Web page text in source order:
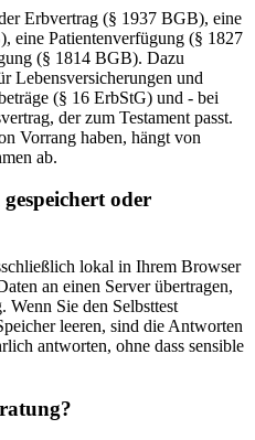
Erbvertrag (§ 1937 BGB), eine
eine Patientenverfügung (§ 1827
(§ 1814 BGB). Dazu
Lebensversicherungen und
(§ 16 ErbStG) und - bei
der zum Testament passt.
Vorrang haben, hängt von
ab.
oder
lokal in Ihrem Browser
an einen Server übertragen,
Wenn Sie den Selbsttest
leeren, sind die Antworten
antworten, ohne dass sensible